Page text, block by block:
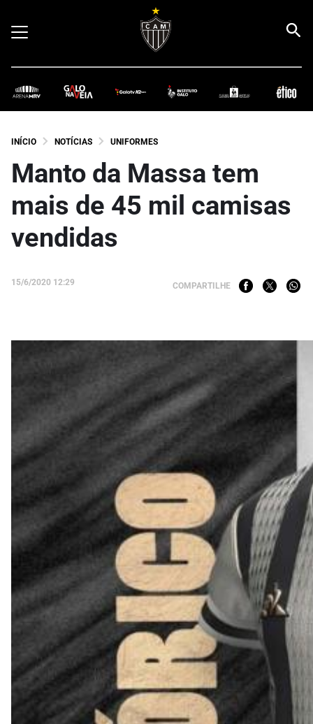
INÍCIO NOTÍCIAS UNIFORMES
Manto da Massa tem
mais de 45 mil camisas
vendidas
15/6/2020 12:29 COMPARTILHE